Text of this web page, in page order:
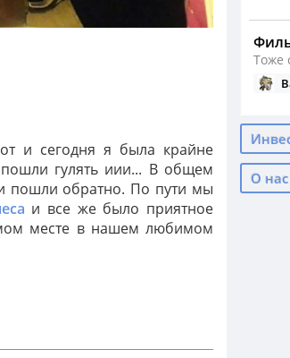
и сегодня я была крайне
гулять иии... В общем
пошли обратно. По пути мы
и все же было приятное
месте в нашем любимом
Тоже
Как у
О нас